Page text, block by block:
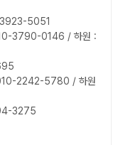
3923-5051
3790-0146 / 하원 :
010-2242-5780 / 하원
3275